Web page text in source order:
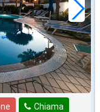
Chiama